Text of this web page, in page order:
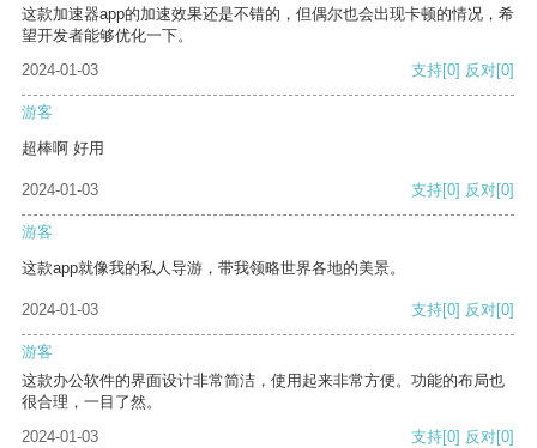
这款加速器app的加速效果还是不错的，但偶尔也会出现卡顿的情况，希
望开发者能够优化一下。
2024-01-03
支持[0] 反对[0]
游客
超棒啊 好用
2024-01-03 支持[0] 反对[0]
游客
这款app就像我的私人导游，带我领略世界各地的美景。
2024-01-03 支持[0] 反对[0]
游客
这款办公软件的界面设计非常简洁，使用起来非常方便。功能的布局也
很合理，一目了然。
2024-01-03
支持[0] 反对[0]